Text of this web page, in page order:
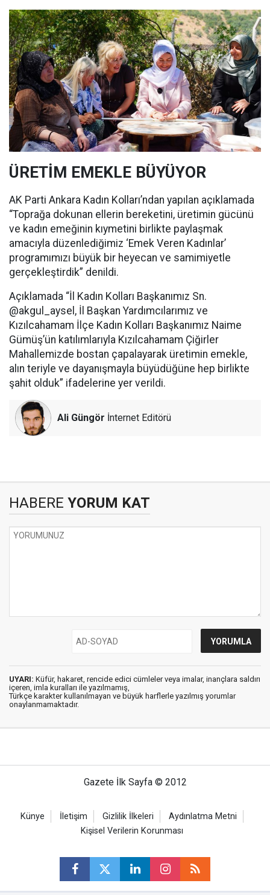
ÜRETİM EMEKLE BÜYÜYOR
AK Parti Ankara Kadın Kolları’ndan yapılan açıklamada
“Toprağa dokunan ellerin bereketini, üretimin gücünü
ve kadın emeğinin kıymetini birlikte paylaşmak
amacıyla düzenlediğimiz ‘Emek Veren Kadınlar’
programımızı büyük bir heyecan ve samimiyetle
gerçekleştirdik” denildi.
Açıklamada “İl Kadın Kolları Başkanımız Sn.
@akgul_aysel, İl Başkan Yardımcılarımız ve
Kızılcahamam İlçe Kadın Kolları Başkanımız Naime
Gümüş’ün katılımlarıyla Kızılcahamam Çiğirler
Mahallemizde bostan çapalayarak üretimin emekle,
alın teriyle ve dayanışmayla büyüdüğüne hep birlikte
şahit olduk” ifadelerine yer verildi.
Ali Güngör İnternet Editörü
HABERE YORUM KAT
UYARI: Küfür, hakaret, rencide edici cümleler veya imalar, inançlara saldırı
içeren, imla kuralları ile yazılmamış,
Türkçe karakter kullanılmayan ve büyük harflerle yazılmış yorumlar
onaylanmamaktadır.
Gazete İlk Sayfa © 2012
Künye İletişim Gizlilik İlkeleri
Aydınlatma Metni
Kişisel Verilerin Korunması